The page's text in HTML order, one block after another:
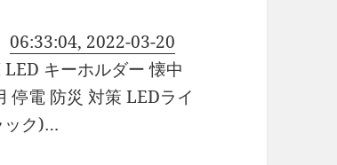
06:33:04, 2022-03-20
キーホルダー 懐中
停電 防災 対策 LEDライ
ック)…